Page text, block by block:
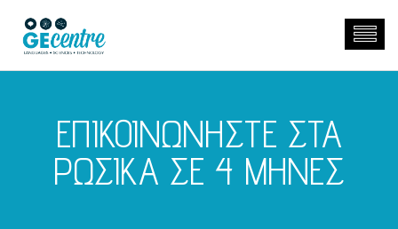
ΕΠΙΚΟΙΝΩΝΗΣΤΕ ΣΤΑ
ΡΩΣΙΚΑ ΣΕ 4 ΜΗΝΕΣ